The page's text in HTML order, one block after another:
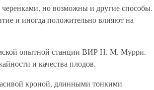
но возможны и другие способы.
и иногда положительно влияют на
опытной станции ВИР Н. М. Мурри.
и качества плодов.
кроной, длинными тонкими